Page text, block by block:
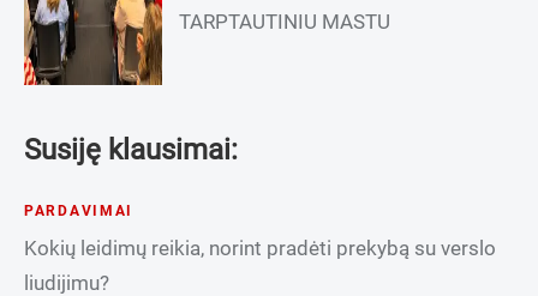
TARPTAUTINIU MASTU
Susiję klausimai:
PARDAVIMAI
Kokių leidimų reikia, norint pradėti prekybą su verslo
liudijimu?